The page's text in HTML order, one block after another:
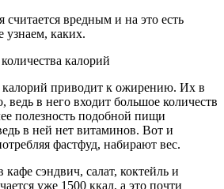
вредным и на это есть
узнаем, каких.
калорий
калорий приводит к ожирению. Их в
ведь в него входит большое количеств
полезность подобной пищи
в ней нет витаминов. Вот и
фастфуд, набирают вес.
кафе сэндвич, салат, коктейль и
уже 1500 ккал, а это почти